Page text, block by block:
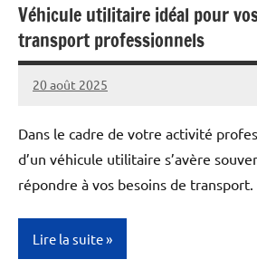
Véhicule utilitaire idéal pour
transport professionnels
20 août 2025
admin6
Dans le cadre de votre activité
d’un véhicule utilitaire s’avère
répondre à vos besoins de
Lire la suite